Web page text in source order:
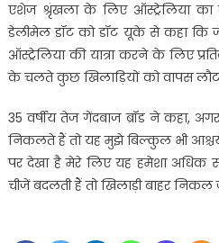
एशेज श्रृंखला के लिए ऑस्ट्रेलिया का
डेलीमेल डॉट को डॉट यूके से कहा कि
ऑस्ट्रेलिया की यात्रा करने के लिए
के चलते कुछ खिलाड़ियों को वापस
35 वर्षीय तेज गेंदबाज ब्रॉड ने कहा,
निकलते हैं तो यह मुझे बिल्कुल भी
पर देखा है मेरे लिए यह हमेशा अधिक
चीजें बदलती हैं तो खिलाड़ी बाहर निकल